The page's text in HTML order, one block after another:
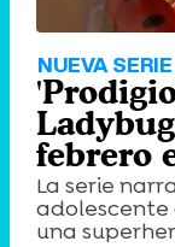
NUEVA
febrero
La serie
adolescente
una